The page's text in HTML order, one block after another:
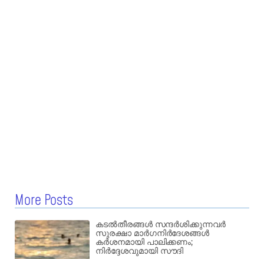
More Posts
കടൽതീരങ്ങൾ സന്ദർശിക്കുന്നവർ
സുരക്ഷാ മാർഗനിർദേശങ്ങൾ
കർശനമായി പാലിക്കണം;
നിർദ്ദേശവുമായി സൗദി